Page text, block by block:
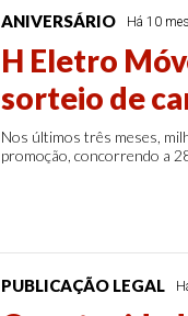
ANIVERSÁRIO Há 10
H Eletro
sorteio de
Nos últimos três meses,
promoção, concorrendo a
PUBLICAÇÃO LEGAL